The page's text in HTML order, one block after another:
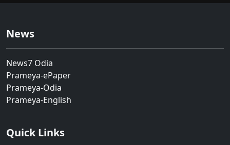
News
News7 Odia
Prameya-ePaper
Prameya-Odia
Prameya-English
Quick Links